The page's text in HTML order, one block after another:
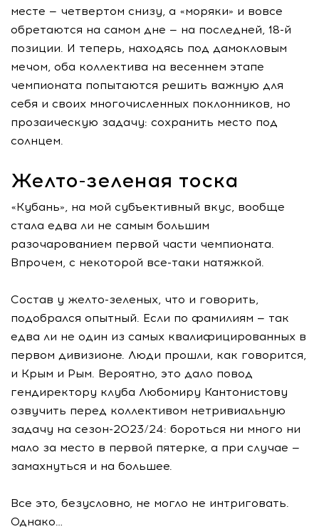
месте — четвертом снизу, а «моряки» и вовсе
обретаются на самом дне — на последней, 18-й
позиции. И теперь, находясь под дамокловым
мечом, оба коллектива на весеннем этапе
чемпионата попытаются решить важную для
себя и своих многочисленных поклонников, но
прозаическую задачу: сохранить место под
солнцем.
Желто-зеленая тоска
«Кубань», на мой субъективный вкус, вообще
стала едва ли не самым большим
разочарованием первой части чемпионата.
Впрочем, с некоторой все-таки натяжкой.
Состав у желто-зеленых, что и говорить,
подобрался опытный. Если по фамилиям — так
едва ли не один из самых квалифицированных в
первом дивизионе. Люди прошли, как говорится,
и Крым и Рым. Вероятно, это дало повод
гендиректору клуба Любомиру Кантонистову
озвучить перед коллективом нетривиальную
задачу на сезон-2023/24: бороться ни много ни
мало за место в первой пятерке, а при случае —
замахнуться и на большее.
Все это, безусловно, не могло не интриговать.
Однако…